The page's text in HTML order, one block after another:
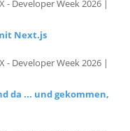
Next.js
- Developer Week 2026 |
da ... und gekommen,